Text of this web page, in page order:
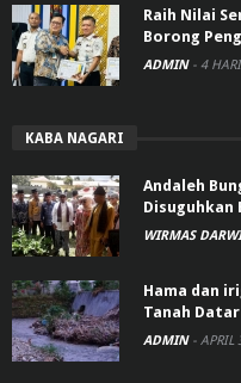
Raih Nilai
Borong
ADMIN - 4
KABA NAGARI
Andaleh
Disuguhkan
WIRMAS
Hama dan
Tanah Datar
ADMIN - APRIL